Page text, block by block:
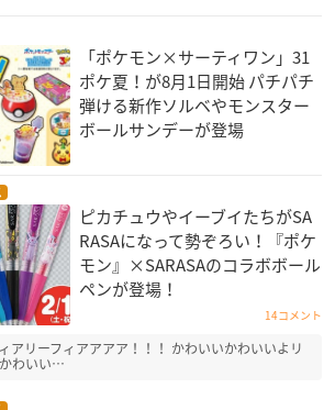
「ポケモン×サーティワン」31
ポケ夏！が8月1日開始 パチパチ
弾ける新作ソルベやモンスター
ボールサンデーが登場
ピカチュウやイーブイたちがSA
RASAになって勢ぞろい！『ポケ
モン』×SARASAのコラボボール
ペンが登場！
14コメント
アリーフィアアアア！！！ かわいいかわいいよリ
わいい…